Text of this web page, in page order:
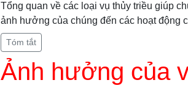
Tổng quan về các loại vụ thủy triều giúp
ảnh hưởng của chúng đến các hoạt động
Tóm tắt
Ảnh hưởng của